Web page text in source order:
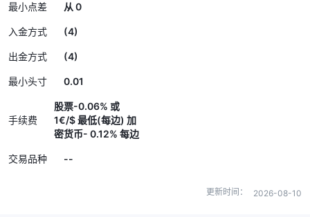
最小点差 从 0
入金方式 (4)
出金方式 (4)
最小头寸 0.01
手续费
股票-0.06% 或
1€/$ 最低(每边) 加
密货币- 0.12% 每边
交易品种 --
更新时间： 2026-08-10